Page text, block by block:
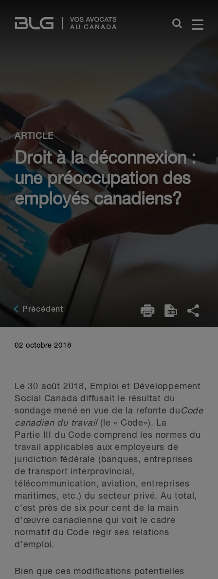
Links
Close
ARTICLE
Droit à la déconnexion :
une préoccupation des
employés canadiens?
Précédent
02 octobre 2018
Le 30 août 2018, Emploi et Développement
Social Canada diffusait le résultat du
sondage mené en vue de la refonte du Code
canadien du travail(le « Code»). La
Partie III du Code comprend les normes du
travail applicables aux employeurs de
juridiction fédérale (banques, entreprises
de transport interprovincial,
télécommunication, aviation, entreprises
maritimes, etc.) du secteur privé. Au total,
c’est près de six pour cent de la main
d’œuvre canadienne qui voit le cadre
normatif du Code régir ses relations
d’emploi.
Bien que ces modifications potentielles